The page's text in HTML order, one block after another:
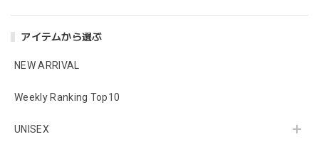
アイテムから選ぶ
NEW ARRIVAL
Weekly Ranking Top10
UNISEX